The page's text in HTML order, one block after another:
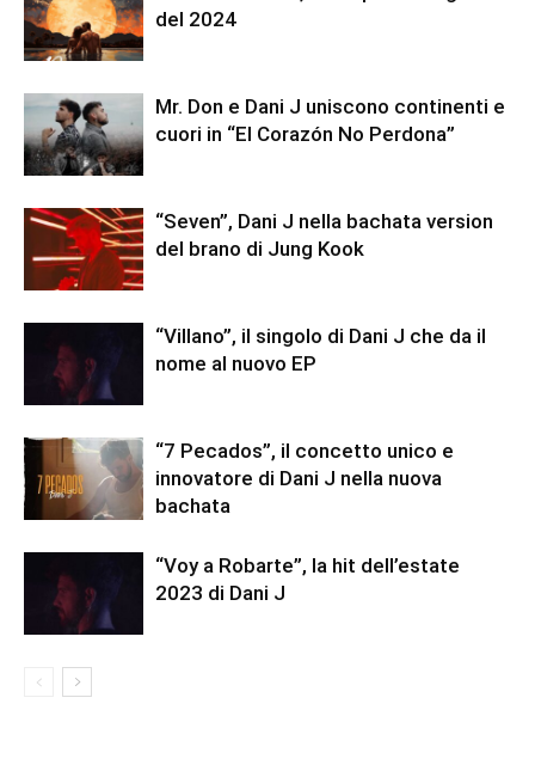
del 2024
Mr. Don e Dani J uniscono continenti e
cuori in “El Corazón No Perdona”
“Seven”, Dani J nella bachata version
del brano di Jung Kook
“Villano”, il singolo di Dani J che da il
nome al nuovo EP
“7 Pecados”, il concetto unico e
innovatore di Dani J nella nuova
bachata
“Voy a Robarte”, la hit dell’estate
2023 di Dani J